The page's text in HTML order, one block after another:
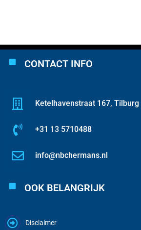
CONTACT INFO
Ketelhavenstraat 167, Tilburg
+31 13 5710488
info@nbchermans.nl
OOK BELANGRIJK
Disclaimer